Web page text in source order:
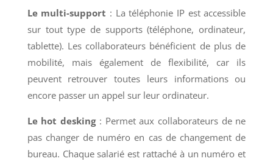
Le multi-support : La téléphonie IP est accessible
sur tout type de supports (téléphone, ordinateur,
tablette). Les collaborateurs bénéficient de plus de
mobilité, mais également de flexibilité, car ils
peuvent retrouver toutes leurs informations ou
encore passer un appel sur leur ordinateur.
Le hot desking: Permet aux collaborateurs de ne
pas changer de numéro en cas de changement de
bureau. Chaque salarié est rattaché à un numéro et